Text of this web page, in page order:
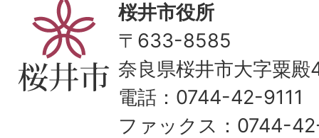
桜井市役所
〒633-8585
奈良県桜井市大字粟
電話：0744-42-9111
ファックス：0744-